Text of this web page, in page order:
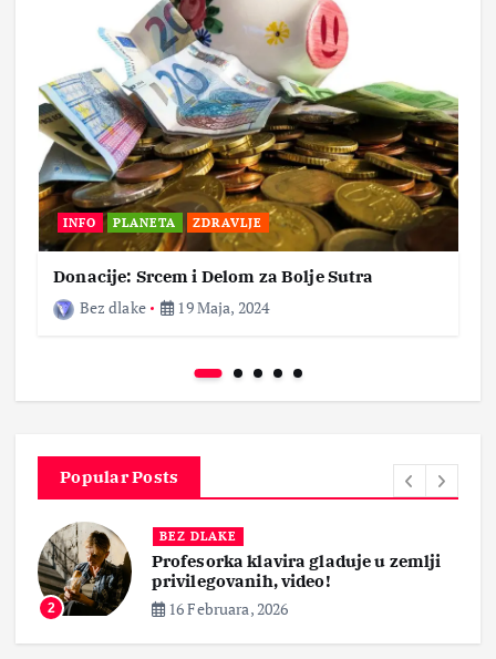
INFO PLANETA ZDRAVLJE
Donacije: Srcem i Delom za Bolje Sutra
Bez dlake
19 Maja, 2024
Popular Posts
2
BEZ DLAKE
Profesorka klavira gladuje u zemlji
privilegovanih, video!
16 Februara, 2026